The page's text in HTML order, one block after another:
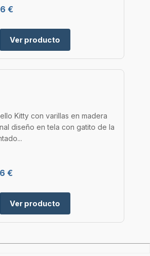
€
Ver producto
Kitty con varillas en madera
diseño en tela con gatito de la
€
Ver producto